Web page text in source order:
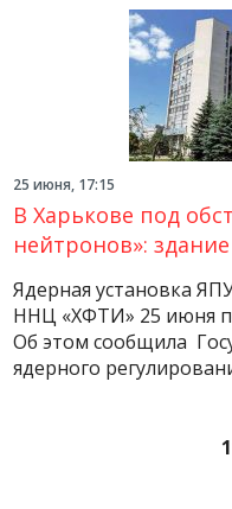
25 июня, 17:15
В Харькове под
нейтронов»:
Ядерная установка
ННЦ «ХФТИ» 25 июня
Об этом сообщила
ядерного